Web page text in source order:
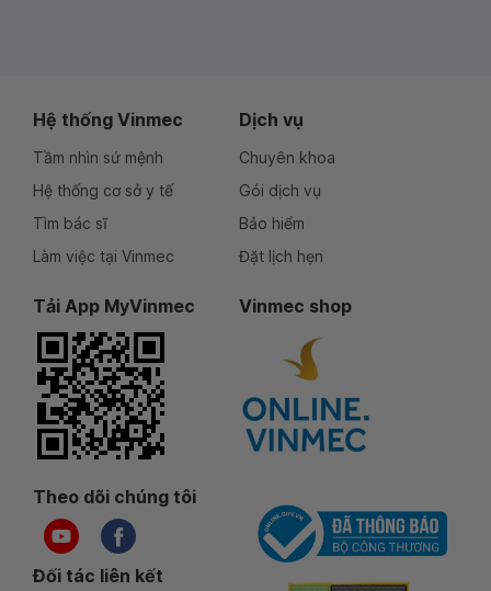
Hệ thống Vinmec
Tầm nhìn sứ mệnh
Hệ thống cơ sở y tế
Tìm bác sĩ
Làm việc tại Vinmec
Dịch vụ
Chuyên khoa
Gói dịch vụ
Bảo hiểm
Đặt lịch hẹn
Tải App MyVinmec Vinmec shop
Theo dõi chúng tôi
Đối tác liên kết